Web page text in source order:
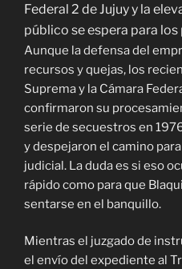
Federal 2 de Jujuy y la
público se espera para
Aunque la defensa del
recursos y quejas, los
Suprema y la Cámara
confirmaron su
serie de secuestros en
y despejaron el camino
judicial. La duda es si eso
rápido como para que
sentarse en el banquillo.
Mientras el juzgado de
el envío del expediente al